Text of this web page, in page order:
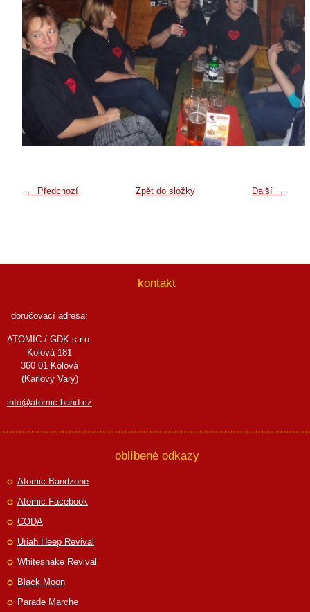
← Předchozí Další →
Zpět do složky
kontakt
doručovací adresa:
ATOMIC / GDK s.r.o.
Kolová 181
360 01 Kolová
(Karlovy Vary)
info@atomic-band.cz
oblíbené odkazy
Atomic Bandzone
Atomic Facebook
CODA
Uriah Heep Revival
Whitesnake Revival
Black Moon
Parade Marche